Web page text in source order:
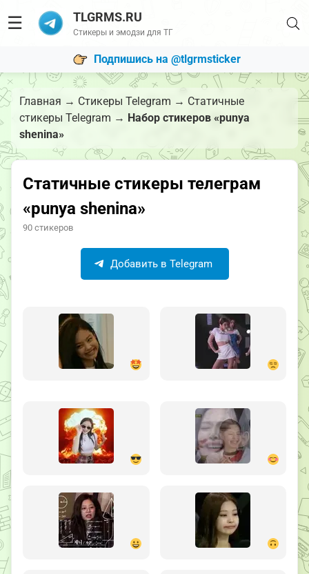
☰ TLGRMS.RU
Стикеры и эмодзи для ТГ
Подпишись на @tlgrmsticker
Главная → Стикеры Telegram → Статичные
стикеры Telegram → Набор стикеров «punya
shenina»
Статичные стикеры телеграм
«punya shenina»
90 стикеров
Добавить в Telegram